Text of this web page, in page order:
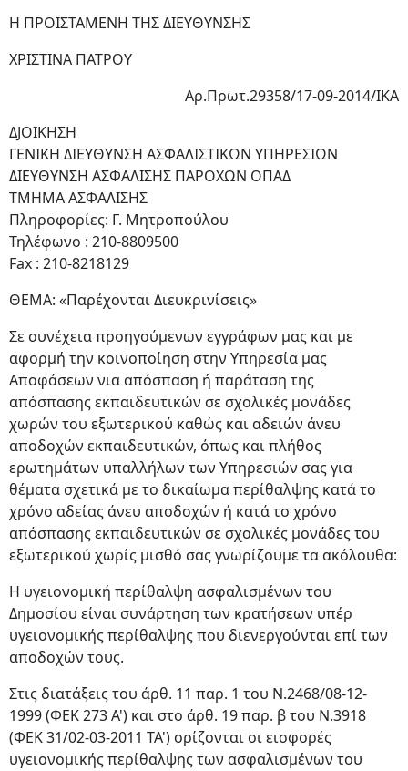
Η ΠΡΟΪΣΤΑΜΕΝΗ ΤΗΣ ΔΙΕΥΘΥΝΣΗΣ
ΧΡΙΣΤΙΝΑ ΠΑΤΡΟΥ
Αρ.Πρωτ.29358/17-09-2014/ΙΚΑ
ΔJΟΙΚΗΣΗ
ΓΕΝΙΚΗ ΔΙΕΥΘΥΝΣΗ ΑΣΦΑΛΙΣΤΙΚΩΝ ΥΠΗΡΕΣΙΩΝ
ΔΙΕΥΘΥΝΣΗ ΑΣΦΑΛΙΣΗΣ ΠΑΡΟΧΩΝ ΟΠΑΔ
ΤΜΗΜΑ ΑΣΦΑΛΙΣΗΣ
Πληροφορίες: Γ. Μητροπούλου
Τηλέφωνο : 210-8809500
Fax : 210-8218129
ΘΕΜΑ: «Παρέχονται Διευκρινίσεις»
Σε συνέχεια προηγούμενων εγγράφων μας και με
αφορμή την κοινοποίηση στην Υπηρεσία μας
Αποφάσεων νια απόσπαση ή παράταση της
απόσπασης εκπαιδευτικών σε σχολικές μονάδες
χωρών του εξωτερικού καθώς και αδειών άνευ
αποδοχών εκπαιδευτικών, όπως και πλήθος
ερωτημάτων υπαλλήλων των Υπηρεσιών σας για
θέματα σχετικά με το δικαίωμα περίθαλψης κατά το
χρόνο αδείας άνευ αποδοχών ή κατά το χρόνο
απόσπασης εκπαιδευτικών σε σχολικές μονάδες του
εξωτερικού χωρίς μισθό σας γνωρίζουμε τα ακόλουθα:
Η υγειονομική περίθαλψη ασφαλισμένων του
Δημοσίου είναι συνάρτηση των κρατήσεων υπέρ
υγειονομικής περίθαλψης που διενεργούνται επί των
αποδοχών τους.
Στις διατάξεις του άρθ. 11 παρ. 1 του Ν.2468/08-12-
1999 (ΦΕΚ 273 Α') και στο άρθ. 19 παρ. β του Ν.3918
(ΦΕΚ 31/02-03-2011 ΤΑ') ορίζονται οι εισφορές
υγειονομικής περίθαλψης των ασφαλισμένων του